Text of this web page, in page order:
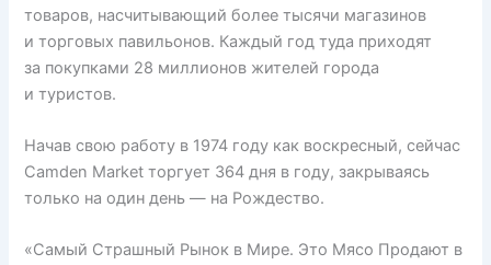
товаров, насчитывающий более тысячи магазинов
и торговых павильонов. Каждый год туда приходят
за покупками 28 миллионов жителей города
и туристов.
Начав свою работу в 1974 году как воскресный, сейчас
Camden Market торгует 364 дня в году, закрываясь
только на один день — на Рождество.
«Самый Страшный Рынок в Мире. Это Мясо Продают в